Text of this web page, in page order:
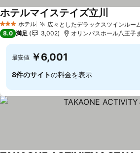
3 ホテルのランク
ホテル 広々としたデラックスツインルー
ホテルマイステイズ立川
8.0 満足 3,002 オリンパスホール八王子
最安値 ￥6,001
8件のサイトの料金を表示